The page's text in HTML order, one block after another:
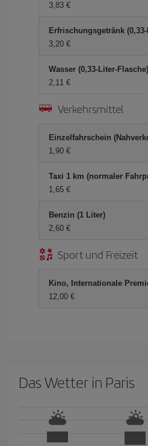
3,83 €
Erfrischungsgetränk
3,20 €
Wasser (0,33-Liter-Flasche)
2,11 €
Verkehrsmittel
Einzelfahrschein
1,90 €
Taxi 1 km (normaler
1,65 €
Benzin (1 Liter)
2,60 €
Sport und Freizeit
Kino, Internationale
12,00 €
Das Wetter in Paris